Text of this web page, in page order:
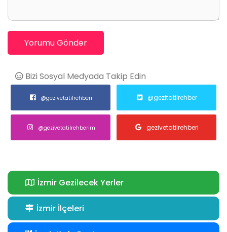
Yorumu Gönder
Bizi Sosyal Medyada Takip Edin
@gezivetatilrehberi @gezitatilrehber
@gezivetatilrehberim gezivetatilrehberi
İzmir Gezilecek Yerler
İzmir İlçeleri